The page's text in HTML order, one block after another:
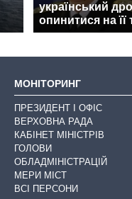
український
опинитися на її
МОНІТОРИНГ
ПРЕЗИДЕНТ І ОФІС
ВЕРХОВНА РАДА
КАБІНЕТ МІНІСТРІВ
ГОЛОВИ
ОБЛАДМІНІСТРАЦІЙ
МЕРИ МІСТ
ВСІ ПЕРСОНИ